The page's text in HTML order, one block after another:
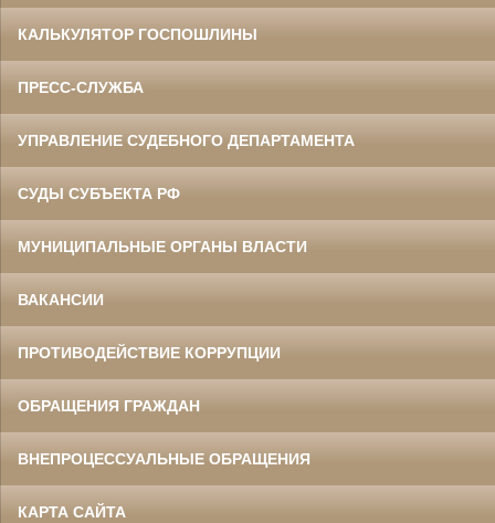
КАЛЬКУЛЯТОР ГОСПОШЛИНЫ
ПРЕСС-СЛУЖБА
УПРАВЛЕНИЕ СУДЕБНОГО ДЕПАРТАМЕНТА
СУДЫ СУБЪЕКТА РФ
МУНИЦИПАЛЬНЫЕ ОРГАНЫ ВЛАСТИ
ВАКАНСИИ
ПРОТИВОДЕЙСТВИЕ КОРРУПЦИИ
ОБРАЩЕНИЯ ГРАЖДАН
ВНЕПРОЦЕССУАЛЬНЫЕ ОБРАЩЕНИЯ
КАРТА САЙТА